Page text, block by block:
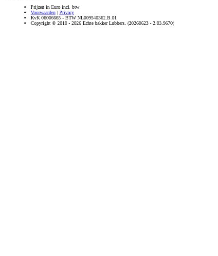
Prijzen in Euro incl. btw
Voorwaarden | Privacy
KvK 06006665 - BTW NL009540362.B.01
Copyright © 2010 - 2026 Echte bakker Lubbers. (20260623 - 2.03.9670)